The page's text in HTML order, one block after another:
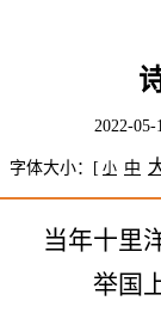
2022-
字体大小：[ 小 中
当年十里
举国